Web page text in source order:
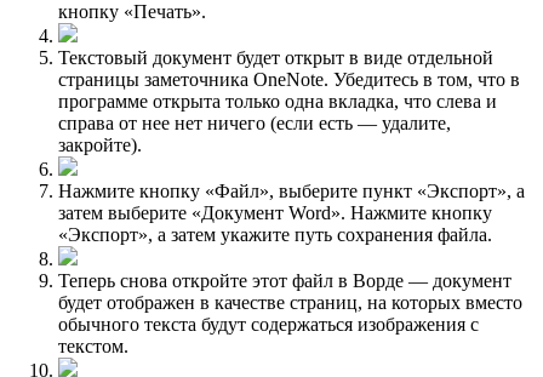
кнопку «Печать».
Текстовый документ будет открыт в виде отдельной
страницы заметочника OneNote. Убедитесь в том, что в
программе открыта только одна вкладка, что слева и
справа от нее нет ничего (если есть — удалите,
закройте).
Нажмите кнопку «Файл», выберите пункт «Экспорт», а
затем выберите «Документ Word». Нажмите кнопку
«Экспорт», а затем укажите путь сохранения файла.
Теперь снова откройте этот файл в Ворде — документ
будет отображен в качестве страниц, на которых вместо
обычного текста будут содержаться изображения с
текстом.